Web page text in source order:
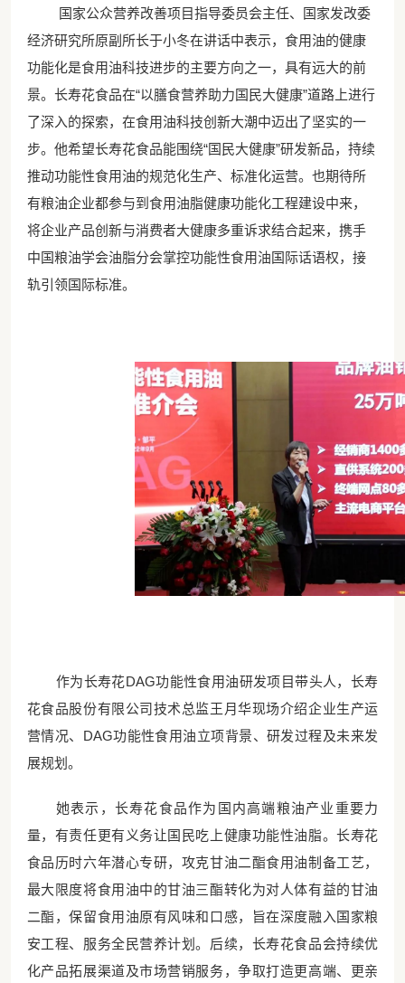
国家公众营养改善项目指导委员会主任、国家发改委
经济研究所原副所长于小冬在讲话中表示，食用油的健康
功能化是食用油科技进步的主要方向之一，具有远大的前
景。长寿花食品在“以膳食营养助力国民大健康”道路上进行
了深入的探索，在食用油科技创新大潮中迈出了坚实的一
步。他希望长寿花食品能围绕“国民大健康”研发新品，持续
推动功能性食用油的规范化生产、标准化运营。也期待所
有粮油企业都参与到食用油脂健康功能化工程建设中来，
将企业产品创新与消费者大健康多重诉求结合起来，携手
中国粮油学会油脂分会掌控功能性食用油国际话语权，接
轨引领国际标准。
作为长寿花DAG功能性食用油研发项目带头人，长寿
花食品股份有限公司技术总监王月华现场介绍企业生产运
营情况、DAG功能性食用油立项背景、研发过程及未来发
展规划。
她表示，长寿花食品作为国内高端粮油产业重要力
量，有责任更有义务让国民吃上健康功能性油脂。长寿花
食品历时六年潜心专研，攻克甘油二酯食用油制备工艺，
最大限度将食用油中的甘油三酯转化为对人体有益的甘油
二酯，保留食用油原有风味和口感，旨在深度融入国家粮
安工程、服务全民营养计划。后续，长寿花食品会持续优
化产品拓展渠道及市场营销服务，争取打造更高端、更亲